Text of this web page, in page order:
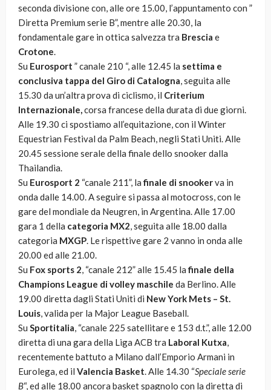
seconda divisione con, alle ore 15.00, l’appuntamento con ”
Diretta Premium serie B”, mentre alle 20.30, la
fondamentale gare in ottica salvezza tra Brescia e
Crotone.
Su Eurosport ” canale 210 “, alle 12.45 la settima e
conclusiva tappa del Giro di Catalogna, seguita alle
15.30 da un’altra prova di ciclismo, il Criterium
Internazionale,corsa francese della durata di due giorni.
Alle 19.30 ci spostiamo all’equitazione, con il Winter
Equestrian Festival da Palm Beach, negli Stati Uniti. Alle
20.45 sessione serale della finale dello snooker dalla
Thailandia.
Su Eurosport 2 “canale 211”, lafinale di snookerva in
onda dalle 14.00. A seguire si passa al motocross, con le
gare del mondiale da Neugren, in Argentina. Alle 17.00
gara 1 della categoria MX2, seguita alle 18.00 dalla
categoria MXGP. Le rispettive gare 2 vanno in onda alle
20.00 ed alle 21.00.
Su Fox sports 2, “canale 212” alle 15.45 lafinale della
Champions League di volley maschile da Berlino. Alle
19.00 diretta dagli Stati Uniti di New York Mets – St.
Louis, valida per la Major League Baseball.
Su Sportitalia, “canale 225 satellitare e 153 d.t.”, alle 12.00
diretta di una gara della Liga ACB tra Laboral Kutxa,
recentemente battuto a Milano dall’Emporio Armani in
Eurolega, ed il Valencia Basket. Alle 14.30 “Speciale serie
B“, ed alle 18.00 ancora basket spagnolo con la diretta di